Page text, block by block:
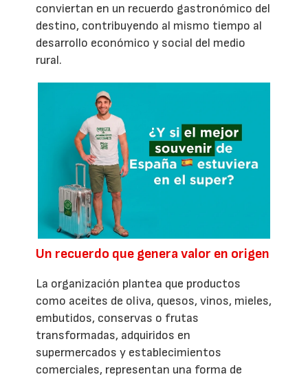
conviertan en un recuerdo gastronómico del
destino, contribuyendo al mismo tiempo al
desarrollo económico y social del medio
rural.
Un recuerdo que genera valor en origen
La organización plantea que productos
como aceites de oliva, quesos, vinos, mieles,
embutidos, conservas o frutas
transformadas, adquiridos en
supermercados y establecimientos
comerciales, representan una forma de